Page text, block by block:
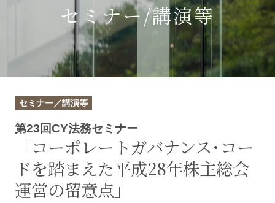
セミナー/講演等
セミナー／講演等
第23回CY法務セミナー
「コーポレートガバナンス･コー
ドを踏まえた平成28年株主総会
運営の留意点」